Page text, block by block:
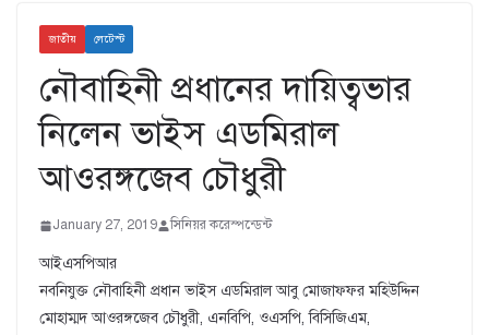
জাতীয় লেটেস্ট
নৌবাহিনী প্রধানের দায়িত্বভার
নিলেন ভাইস এডমিরাল
আওরঙ্গজেব চৌধুরী
January 27, 2019 সিনিয়র করেস্পন্ডেন্ট
আইএসপিআর
নবনিযুক্ত নৌবাহিনী প্রধান ভাইস এডমিরাল আবু মোজাফ্ফর মহিউদ্দিন
মোহাম্মদ আওরঙ্গজেব চৌধুরী, এনবিপি, ওএসপি, বিসিজিএম,